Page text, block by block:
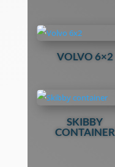
VOLVO 6×2
SKIBBY
CONTAINER